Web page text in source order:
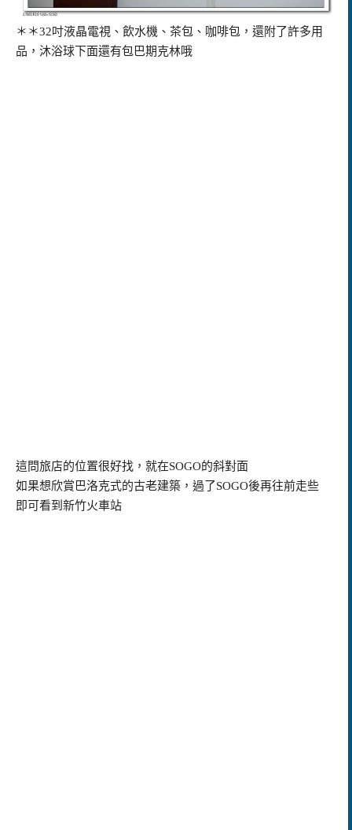
＊＊32吋液晶電視、飲水機、茶包、咖啡包，還附了許多用
品，沐浴球下面還有包巴期克林哦
這問旅店的位置很好找，就在SOGO的斜對面
如果想欣賞巴洛克式的古老建築，過了SOGO後再往前走些
即可看到新竹火車站